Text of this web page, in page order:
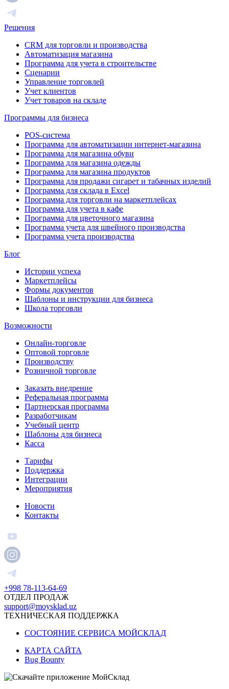
Решения
CRM для торговли и производства
Автоматизация магазина
Программа для учета в строительстве
Сценарии
Управление торговлей
Учет клиентов
Учет товаров на складе
Программы для бизнеса
POS-система
Программа для автоматизации интернет-магазина
Программа для магазина обуви
Программа для магазина одежды
Программа для магазина продуктов
Программа для продажи сигарет и табачных изделий
Программа для склада в Excel
Программа для торговли на маркетплейсах
Программа для учета в кафе
Программа для цветочного магазина
Программа учета для швейного производства
Программа учета производства
Блог
Истории успеха
Маркетплейсы
Формы документов
Шаблоны и инструкции для бизнеса
Школа торговли
Возможности
Онлайн-торговле
Оптовой торговле
Производству
Розничной торговле
Заказать внедрение
Реферальная программа
Партнерская программа
Разработчикам
Учебный центр
Шаблоны для бизнеса
Касса
Тарифы
Поддержка
Интеграции
Мероприятия
Новости
Контакты
+998 78-113-64-69
ОТДЕЛ ПРОДАЖ
support@moysklad.uz
ТЕХНИЧЕСКАЯ ПОДДЕРЖКА
СОСТОЯНИЕ СЕРВИСА МОЙСКЛАД
КАРТА САЙТА
Bug Bounty